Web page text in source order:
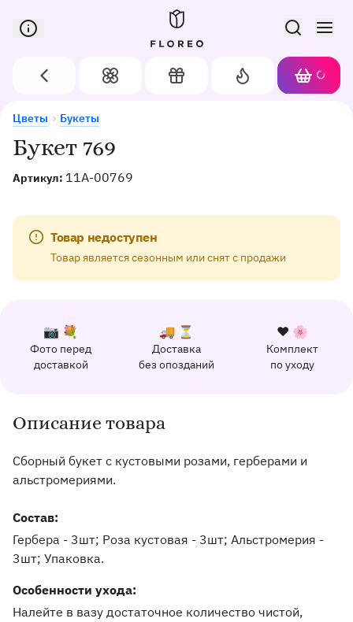
Сервис доставки цветов в Орле
Назад Цветы Подарки
Акции
Корзина
Букет 769
Артикул: 11A-00769
Товар недоступен
Товар является сезонным или снят с продажи
Цветы Букеты
Букет 769
Почему выбирают Флорео
К каждому заказу прилагается:
Фото перед
доставкой
📷 💐
Доставка
без опозданий
🚚 ⏳
Комплект
по уходу
❤️ 🌸
Качественный сервис
162 отзыва с оценкой 5.0 ⭐
Хит
Информация о товаре и оказываемых услугах
Описание товара
Сборный букет с кустовыми розами, герберами и
альстромериями.
Состав:
Гербера - 3шт; Роза кустовая - 3шт; Альстромерия -
3шт; Упаковка.
Особенности ухода:
Налейте в вазу достаточное количество чистой,